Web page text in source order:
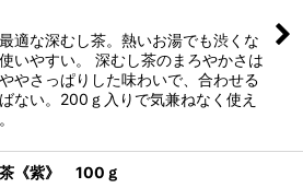
適な深むし茶。熱いお湯でも渋くな
いやすい。 深むし茶のまろやかさは
やさっぱりした味わいで、合わせる
ない。200ｇ入りで気兼ねなく使え
《紫》 100ｇ